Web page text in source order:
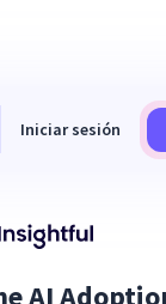
Iniciar sesión